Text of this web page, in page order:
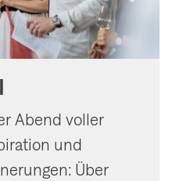
n
Abend voller
und
Über